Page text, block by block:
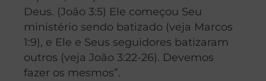
Deus. (João 3:5) Ele começou Seu
ministério sendo batizado (veja Marcos
1:9), e Ele e Seus seguidores batizaram
outros (veja João 3:22-26). Devemos
fazer os mesmos”.